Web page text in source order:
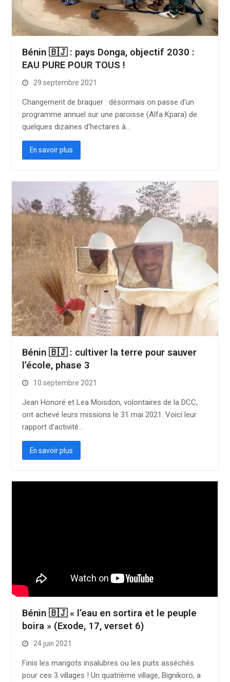
Bénin 🇧🇯 : pays Donga, objectif 2030 :
EAU PURE POUR TOUS !
29 septembre 2021
Changement de braquer : désormais on passe d'un
programme annuel sur une paroisse (Alfa Kpara) de
quelques dizaines d'hectares à…
En savoir plus
Bénin 🇧🇯 : cultiver la terre pour sauver
l’école, phase 3
10 septembre 2021
Jean Honoré et Lea Moisdon, volontaires de la DCC,
ont achevé leurs missions le 31 mai 2021. Voici leur
rapport d'activité…
En savoir plus
Bénin 🇧🇯 « l’eau en sortira et le peuple
boira » (Exode, 17, verset 6)
24 juin 2021
Finis les marigots insalubres ou les puits asséchés
pour ces 3 villages ! Un quatrième village, Bignikoro, a